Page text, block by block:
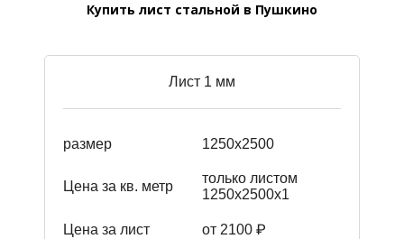
Купить лист стальной в Пушкино
Лист 1 мм
размер 1250х2500
Цена за кв. метр
только листом
1250х2500х1
Цена за лист от 2100 ₽